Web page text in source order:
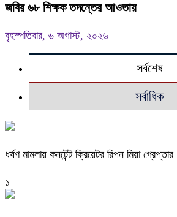
জবির ৬৮ শিক্ষক তদন্তের আওতায়
বৃহস্পতিবার, ৬ অগাস্ট, ২০২৬
সর্বশেষ
সর্বাধিক
ধর্ষণ মামলায় কনটেন্ট ক্রিয়েটর রিপন মিয়া গ্রেপ্তার
১